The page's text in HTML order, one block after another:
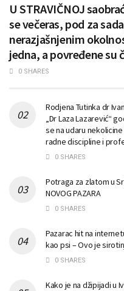
U STRAVIČNOJ
se večeras, pod za
nerazjašnjenim
jedna, a povređene su
0 SHARES
Rodjena Tutinka dr
„Dr Laza Lazarević“
se na udaru
radne discipline i
0 SHARES
Potraga za zlatom u
NOVOG PAZARA
0 SHARES
Pazarac hit na
kao psi – Ovo je
0 SHARES
Kako je na džipijadi u